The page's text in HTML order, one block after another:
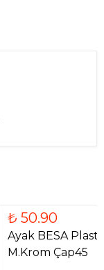
₺ 50.90
Ayak BESA
M.Krom Çap45